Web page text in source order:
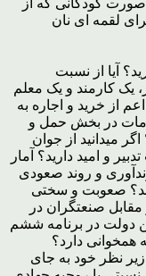
لقمه ای نان
آیا از نسبت
یک کارمند و یک معلم
از خرید و اجاره به
در بخش حمل و
میدانید از جوان
و امید دارید؟ آمار
و روند صعودی
صعوبت و سختی
صنعتگران در
دولت در برنامه ششم
دارد؟
نظر خود به جای